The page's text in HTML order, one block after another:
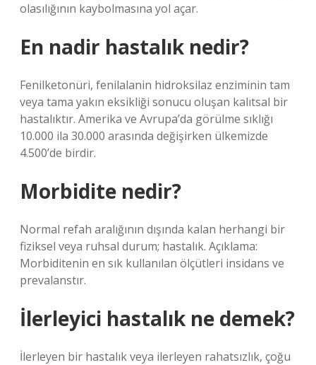
olasılığının kaybolmasına yol açar.
En nadir hastalık nedir?
Fenilketonüri, fenilalanin hidroksilaz enziminin tam
veya tama yakın eksikliği sonucu oluşan kalıtsal bir
hastalıktır. Amerika ve Avrupa’da görülme sıklığı
10.000 ila 30.000 arasında değişirken ülkemizde
4.500’de birdir.
Morbidite nedir?
Normal refah aralığının dışında kalan herhangi bir
fiziksel veya ruhsal durum; hastalık. Açıklama:
Morbiditenin en sık kullanılan ölçütleri insidans ve
prevalanstır.
İlerleyici hastalık ne demek?
İlerleyen bir hastalık veya ilerleyen rahatsızlık, çoğu